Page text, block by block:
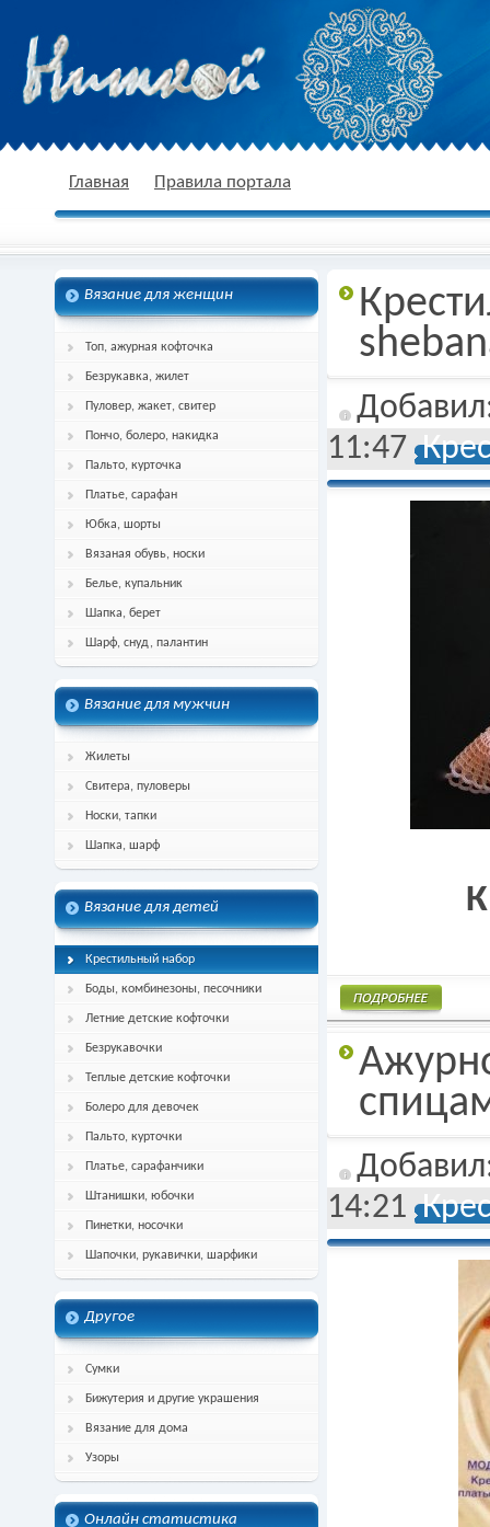
спицами, схема и описание
Главная Правила портала
Вязание для женщин
Топ, ажурная кофточка
Безрукавка, жилет
Пуловер, жакет, свитер
Пончо, болеро, накидка
Пальто, курточка
Платье, сарафан
Юбка, шорты
Вязаная обувь, носки
Белье, купальник
Шапка, берет
Шарф, снуд, палантин
Вязание для мужчин
Жилеты
Свитера, пуловеры
Носки, тапки
Шапка, шарф
Вязание для детей
Крестильный набор
Боды, комбинезоны, песочники
Летние детские кофточки
Безрукавочки
Теплые детские кофточки
Болеро для девочек
Пальто, курточки
Платье, сарафанчики
Штанишки, юбочки
Пинетки, носочки
Шапочки, рукавички, шарфики
Другое
Сумки
Бижутерия и другие украшения
Вязание для дома
Узоры
Онлайн статистика
11:47
14:21